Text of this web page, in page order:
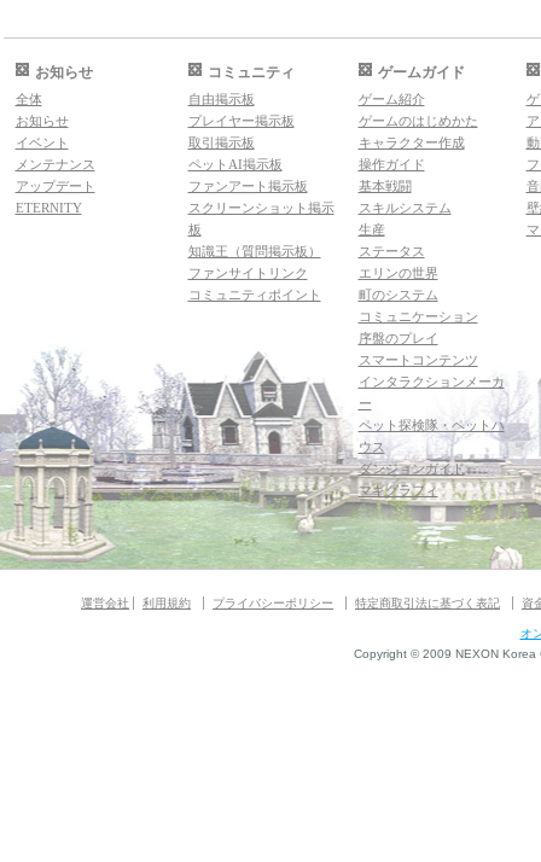
お知らせ
全体
お知らせ
イベント
メンテナンス
アップデート
ETERNITY
コミュニティ
自由掲示板
プレイヤー掲示板
取引掲示板
ペットAI掲示板
ファンアート掲示板
スクリーンショット掲示
板
知識王（質問掲示板）
ファンサイトリンク
コミュニティポイント
ゲームガイド
ゲーム紹介
ゲームのはじめかた
キャラクター作成
操作ガイド
基本戦闘
スキルシステム
生産
ステータス
エリンの世界
町のシステム
コミュニケーション
序盤のプレイ
スマートコンテンツ
インタラクションメーカ
ー
ペット探検隊・ペットハ
ウス
ダンジョンガイド
マギグラフィ
運営会社 利用規約 プライバシーポリシー 特定商取引法に基づく表記 資
オ
Copyright © 2009 NEXON Korea